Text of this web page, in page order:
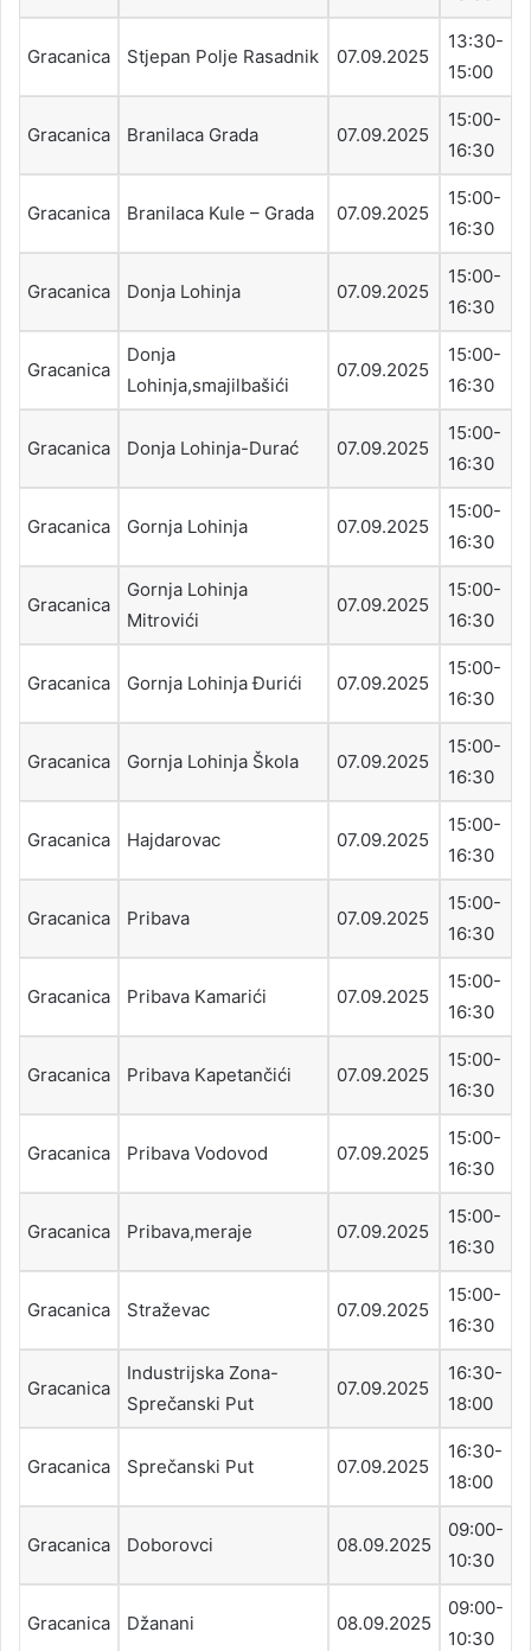
Gracanica Stjepan Polje Rasadnik 07.09.2025
13:30-
15:00
Gracanica Branilaca Grada 07.09.2025
15:00-
16:30
Gracanica Branilaca Kule – Grada 07.09.2025
15:00-
16:30
Gracanica Donja Lohinja 07.09.2025
15:00-
16:30
Gracanica
Donja
Lohinja,smajilbašići
07.09.2025
15:00-
16:30
Gracanica Donja Lohinja-Durać 07.09.2025
15:00-
16:30
Gracanica Gornja Lohinja 07.09.2025
15:00-
16:30
Gracanica
Gornja Lohinja
Mitrovići
07.09.2025
15:00-
16:30
Gracanica Gornja Lohinja Đurići 07.09.2025
15:00-
16:30
Gracanica Gornja Lohinja Škola 07.09.2025
15:00-
16:30
Gracanica Hajdarovac 07.09.2025
15:00-
16:30
Gracanica Pribava 07.09.2025
15:00-
16:30
Gracanica Pribava Kamarići 07.09.2025
15:00-
16:30
Gracanica Pribava Kapetančići 07.09.2025
15:00-
16:30
Gracanica Pribava Vodovod 07.09.2025
15:00-
16:30
Gracanica Pribava,meraje 07.09.2025
15:00-
16:30
Gracanica Straževac 07.09.2025
15:00-
16:30
Gracanica
Industrijska Zona-
Sprečanski Put
07.09.2025
16:30-
18:00
Gracanica Sprečanski Put 07.09.2025
16:30-
18:00
Gracanica Doborovci 08.09.2025
09:00-
10:30
Gracanica Džanani 08.09.2025
09:00-
10:30